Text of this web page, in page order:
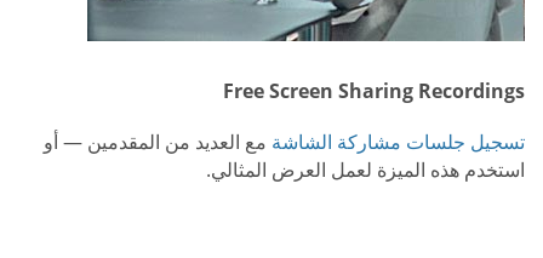
Free Screen Sharing Recordings
تسجيل جلسات مشاركة الشاشة مع العديد من المقدمين — أو
استخدم هذه الميزة لعمل العرض المثالي.